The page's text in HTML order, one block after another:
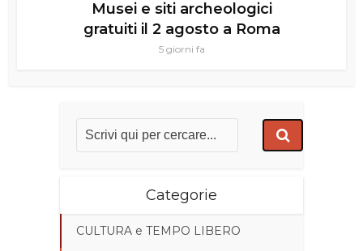
Musei e siti archeologici
gratuiti il 2 agosto a Roma
5 giorni fa
Categorie
CULTURA e TEMPO LIBERO